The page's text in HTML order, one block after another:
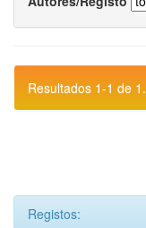
Resultados 1-1 de 1.
Registos: